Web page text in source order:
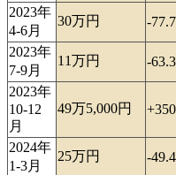
2023年
4-6月
30万円 -
2023年
7-9月
11万円 -
2023年
10-12
月
49万5,000円
2024年
1-3月
25万円 -